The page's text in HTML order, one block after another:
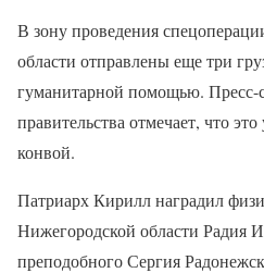
В зону проведения
области отправлены еще три
гуманитарной помощью. Пресс-
правительства отмечает, что
конвой.
Патриарх Кирилл наградил
Нижегородской области Радия
преподобного Сергия